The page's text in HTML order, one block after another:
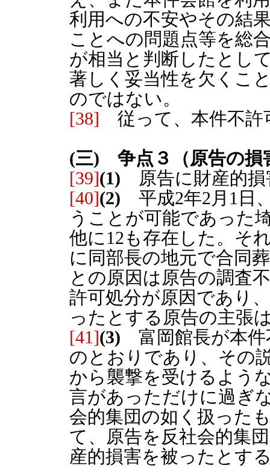
利用への不安やその結
ことへの問題点等を総
が相当と判断したとし
著しく妥当性を欠くこ
のではない。
[38] 従って、本件不許
(三) 争点３（原告の損
[39](1) 原告に財産的損
[40](2) 平成2年2月1日
うことが可能であった
他に12も存在した。そ
に同部長の地元で合同
との原因は原告の調査
許可処分が原因であり
ったとする原告の主張
[41](3) 富岡館長が本件
のとおりであり、その
から襲撃を受けるよう
言があっただけに過ぎ
会的集団の如く扱った
て、原告を反社会的集
産的損害を被ったとす